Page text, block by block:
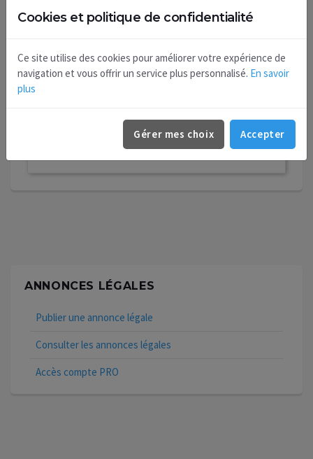
de la succession de M.
décédé le 30/03/2019 a
établi l'inventaire et le
passif. Réf. 0218054433.
ANNONCES LÉGALES
Publier une annonce légale
Consulter les annonces légales
Accès compte PRO
Cookies et politique de confidentialité
Ce site utilise des cookies pour améliorer votre expérience de
navigation et vous offrir un service plus personnalisé. En savoir
plus
Gérer mes choix Accepter